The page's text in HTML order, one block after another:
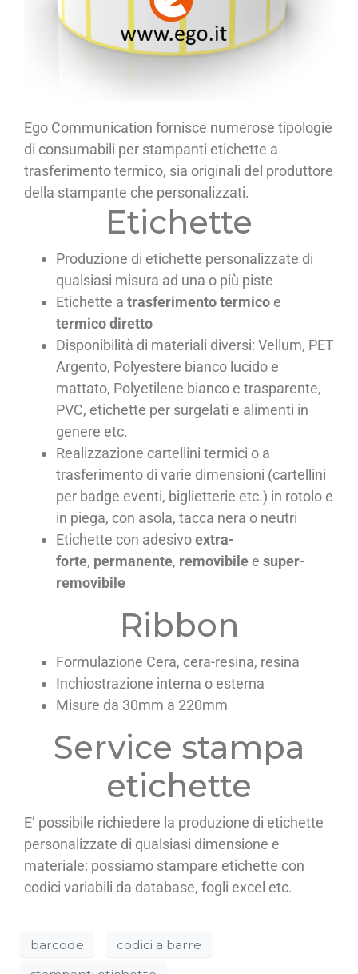
Ego Communication fornisce numerose tipologie
di consumabili per stampanti etichette a
trasferimento termico, sia originali del produttore
della stampante che personalizzati.
Etichette
Produzione di etichette personalizzate di
qualsiasi misura ad una o più piste
Etichette a trasferimento termico e
termico diretto
Disponibilità di materiali diversi: Vellum, PET
Argento, Polyestere bianco lucido e
mattato, Polyetilene bianco e trasparente,
PVC, etichette per surgelati e alimenti in
genere etc.
Realizzazione cartellini termici o a
trasferimento di varie dimensioni (cartellini
per badge eventi, biglietterie etc.) in rotolo e
in piega, con asola, tacca nera o neutri
Etichette con adesivoextra-
forte, permanente, removibile e super-
removibile
Ribbon
Formulazione Cera, cera-resina, resina
Inchiostrazione interna o esterna
Misure da 30mm a 220mm
Service stampa
etichette
E’ possibile richiedere la produzione di etichette
personalizzate di qualsiasi dimensione e
materiale: possiamo stampare etichette con
codici variabili da database, fogli excel etc.
barcode
codici a barre